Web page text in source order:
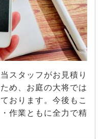
スタッフがお見積り
め、お庭の大将では
おります。今後もこ
作業ともに全力で精